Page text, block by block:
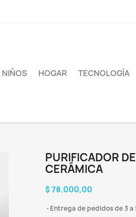
NIÑOS HOGAR TECNOLOGÍA
PURIFICADOR
CERÁMICA
$ 78.000,00
Entrega de pedidos de 3 a